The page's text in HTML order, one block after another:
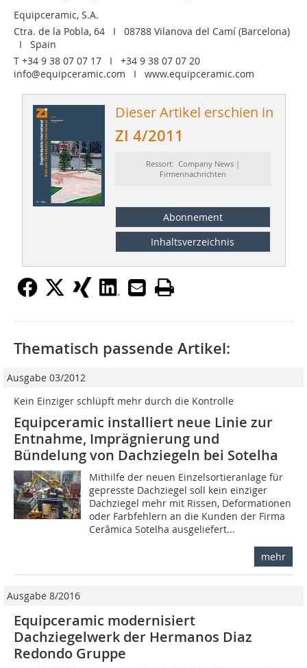
Equipceramic, S.A.
Ctra. de la Pobla, 64 I 08788 Vilanova del Camí (Barcelona)
I Spain
T +34 9 38 07 07 17 I +34 9 38 07 07 20
info@equipceramic.com I www.equipceramic.com
Dieser Artikel erschien in
ZI 4/2011
Ressort: Company News |
Firmennachrichten
Abonnement
Inhaltsverzeichnis
Thematisch passende Artikel:
Ausgabe 03/2012
Kein Einziger schlüpft mehr durch die Kontrolle
Equipceramic installiert neue Linie zur
Entnahme, Imprägnierung und
Bündelung von Dachziegeln bei Sotelha
Mithilfe der neuen Einzelsortieranlage für
gepresste Dachziegel soll kein einziger
Dachziegel mehr mit Rissen, Deformationen
oder Farbfehlern an die Kunden der Firma
Cerâmica Sotelha ausgeliefert...
mehr
Ausgabe 8/2016
Equipceramic modernisiert
Dachziegelwerk der Hermanos Diaz
Redondo Gruppe